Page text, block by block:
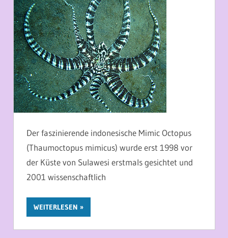
Der faszinierende indonesische Mimic Octopus
(Thaumoctopus mimicus) wurde erst 1998 vor
der Küste von Sulawesi erstmals gesichtet und
2001 wissenschaftlich
WEITERLESEN